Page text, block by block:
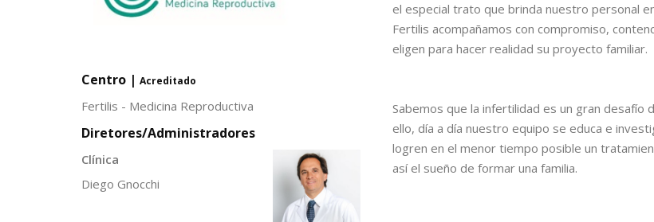
Centro | Acreditado
Fertilis - Medicina Reproductiva
Diretores/Administradores
Clínica
Diego Gnocchi
el especial trato que brinda nuestro personal
Fertilis acompañamos con compromiso,
eligen para hacer realidad su proyecto familiar.
Sabemos que la infertilidad es un gran
ello, día a día nuestro equipo se educa e
logren en el menor tiempo posible un
así el sueño de formar una familia.